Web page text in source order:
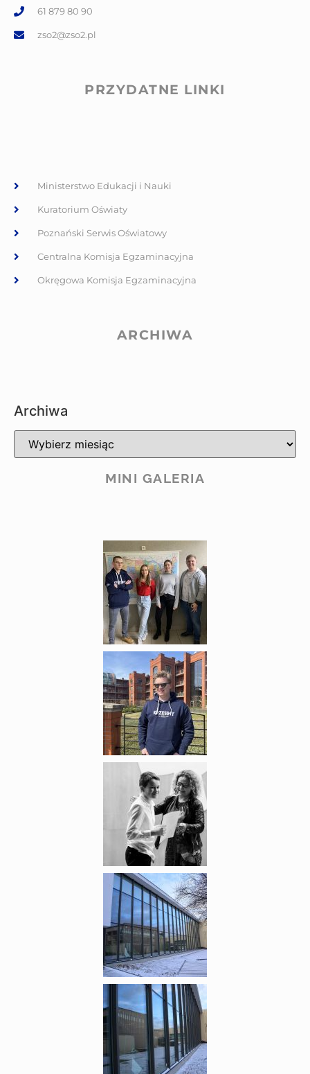
61 879 80 90
zso2@zso2.pl
PRZYDATNE LINKI
Ministerstwo Edukacji i Nauki
Kuratorium Oświaty
Poznański Serwis Oświatowy
Centralna Komisja Egzaminacyjna
Okręgowa Komisja Egzaminacyjna
ARCHIWA
Archiwa
MINI GALERIA